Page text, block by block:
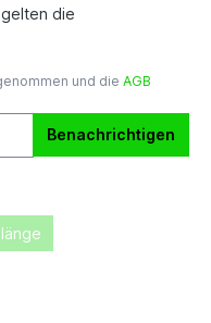
die
und die AGB
Benachrichtigen